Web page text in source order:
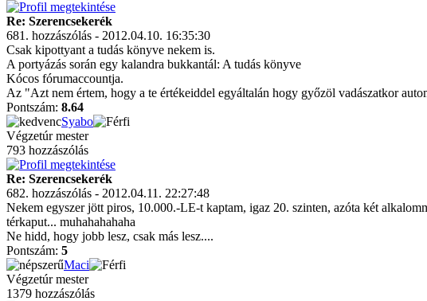
Re: Szerencsekerék
681. hozzászólás - 2012.04.10. 16:35:30
Csak kipottyant a tudás könyve nekem is.
A portyázás során egy kalandra bukkantál: A tudás könyve
Kócos fórumaccountja.
Az "Azt nem értem, hogy a te értékeiddel egyáltalán hogy győzöl vadászatkor
Pontszám: 8.64
Syabo
Végzetúr mester
793 hozzászólás
Re: Szerencsekerék
682. hozzászólás - 2012.04.11. 22:27:48
Nekem egyszer jött piros, 10.000.-LE-t kaptam, igaz 20. szinten, azóta két
térkaput... muhahahahaha
Ne hidd, hogy jobb lesz, csak más lesz....
Pontszám: 5
Maci
Végzetúr mester
1379 hozzászólás